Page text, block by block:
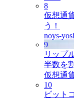
8
仮想通
う！
noys-
9
リップ
半数を
仮想通
10
ビット